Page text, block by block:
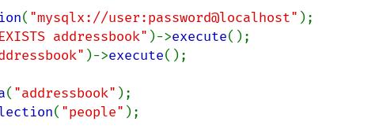
( "mysqlx://user:password@localhost"
addressbook" )->execute
)->execute();
( "addressbook"
( "people" );